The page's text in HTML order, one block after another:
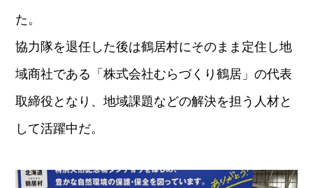
た。
協力隊を退任した後は鶴居村にそのまま定住し地
域商社である「株式会社むらづくり鶴居」の代表
取締役となり、地域課題などの解決を担う人材と
して活躍中だ。